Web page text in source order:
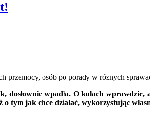
przemocy, osób po porady w różnych
dosłownie wpadła. O kulach
tym jak chce działać, wykorzystując